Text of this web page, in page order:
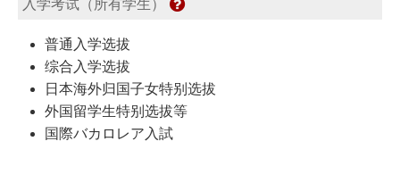
入学考试（所有学生）
普通入学选拔
综合入学选拔
日本海外归国子女特别选拔
外国留学生特别选拔等
国際バカロレア入試